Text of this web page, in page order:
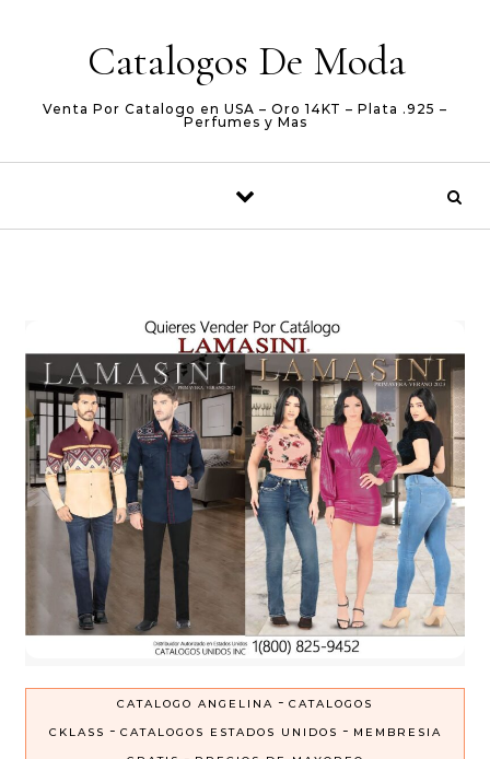
Catalogos De Moda
Venta Por Catalogo en USA – Oro 14KT – Plata .925 –
Perfumes y Mas
CATALOGO ANGELINA - CATALOGOS
CKLASS - CATALOGOS ESTADOS UNIDOS - MEMBRESIA